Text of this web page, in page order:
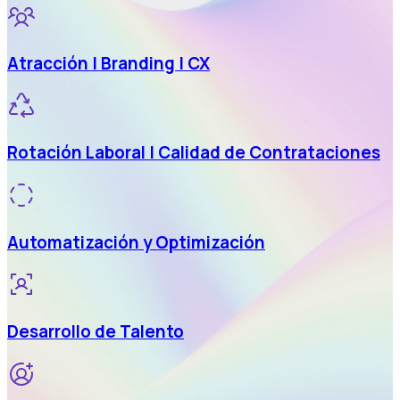
Atracción | Branding | CX
Rotación Laboral | Calidad de Contrataciones
Automatización y Optimización
Desarrollo de Talento